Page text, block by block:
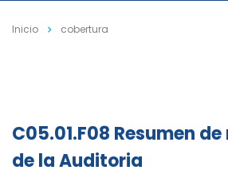
Inicio cobertura
C05.01.F08 Resumen
de la Auditoria